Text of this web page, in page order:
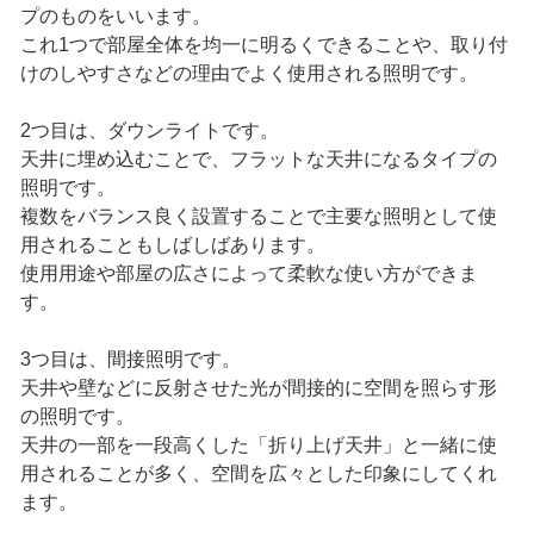
プのものをいいます。
これ1つで部屋全体を均一に明るくできることや、取り付
けのしやすさなどの理由でよく使用される照明です。
2つ目は、ダウンライトです。
天井に埋め込むことで、フラットな天井になるタイプの
照明です。
複数をバランス良く設置することで主要な照明として使
用されることもしばしばあります。
使用用途や部屋の広さによって柔軟な使い方ができま
す。
3つ目は、間接照明です。
天井や壁などに反射させた光が間接的に空間を照らす形
の照明です。
天井の一部を一段高くした「折り上げ天井」と一緒に使
用されることが多く、空間を広々とした印象にしてくれ
ます。